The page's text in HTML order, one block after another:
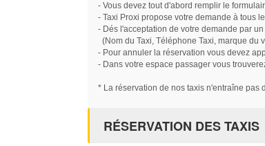
- Vous devez tout d'abord remplir le
- Taxi Proxi propose votre demande à tous
- Dés l'acceptation de votre demande par
(Nom du Taxi, Téléphone Taxi, marque du
- Pour annuler la réservation vous devez
- Dans votre espace passager vous
* La réservation de nos taxis n'entraîne pas
RÉSERVATION DES TAXIS